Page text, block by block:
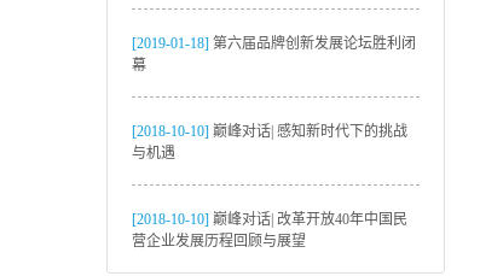
[2019-01-18] 第六届品牌创新发展论坛胜利闭
幕
[2018-10-10] 巅峰对话| 感知新时代下的挑战
与机遇
[2018-10-10] 巅峰对话| 改革开放40年中国民
营企业发展历程回顾与展望